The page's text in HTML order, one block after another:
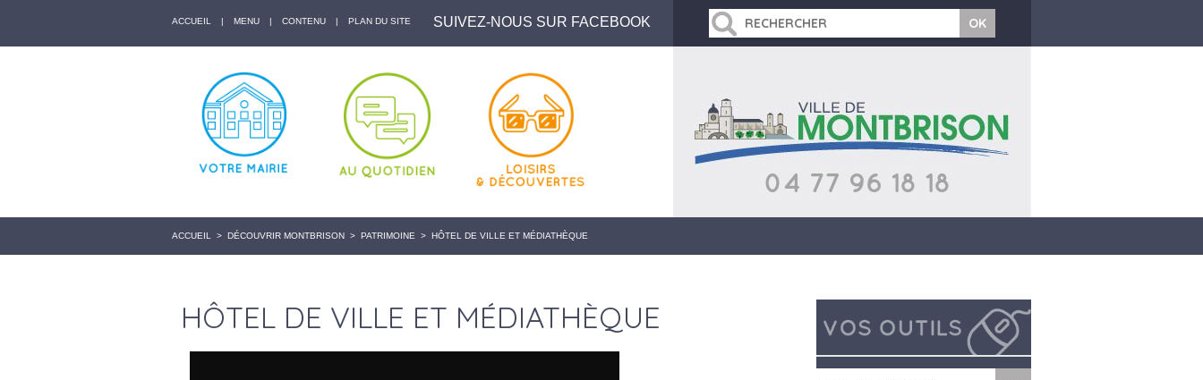
ACCUEIL | MENU | CONTENU | PLAN DU SITE SUIVEZ-NOUS SUR FACEBOOK
ACCUEIL > DÉCOUVRIR MONTBRISON > PATRIMOINE > HÔTEL DE VILLE ET MÉDIATHÈQUE
HÔTEL DE VILLE ET MÉDIATHÈQUE